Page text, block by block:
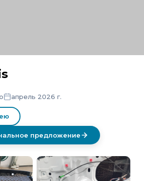
апрель 2026 г.
предложение